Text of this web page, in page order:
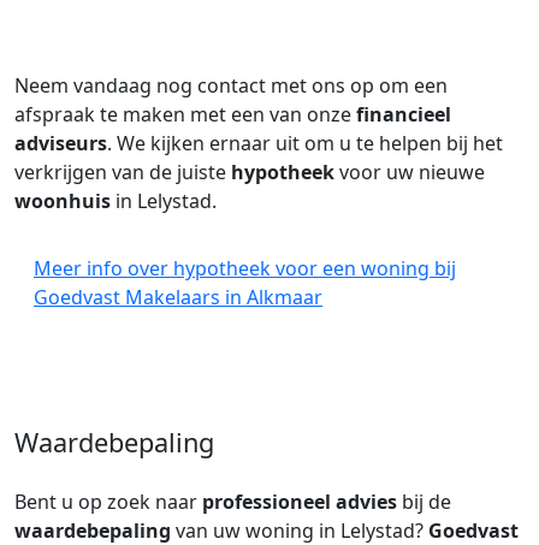
Neem vandaag nog contact met ons op om een
afspraak te maken met een van onzefinancieel
adviseurs. We kijken ernaar uit om u te helpen bij het
verkrijgen van de juiste hypotheekvoor uw nieuwe
woonhuis in Lelystad.
Meer info over hypotheek voor een woning bij
Goedvast Makelaars in Alkmaar
Waardebepaling
Bent u op zoek naar professioneel advies bij de
waardebepaling van uw woning in Lelystad? Goedvast